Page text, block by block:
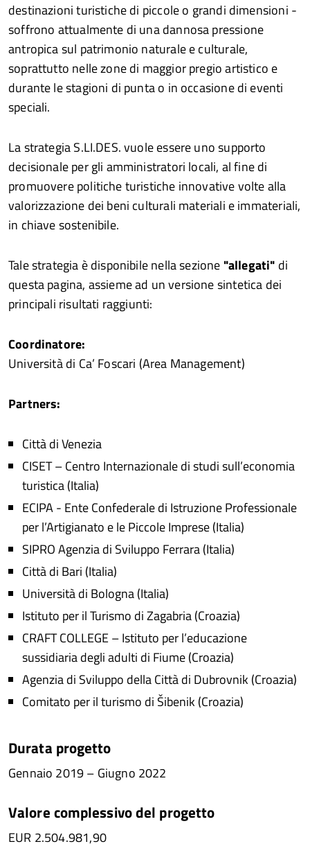
destinazioni turistiche di piccole o grandi dimensioni -
soffrono attualmente di una dannosa pressione
antropica sul patrimonio naturale e culturale,
soprattutto nelle zone di maggior pregio artistico e
durante le stagioni di punta o in occasione di eventi
speciali.
La strategia S.LI.DES. vuole essere uno supporto
decisionale per gli amministratori locali, al fine di
promuovere politiche turistiche innovative volte alla
valorizzazione dei beni culturali materiali e immateriali,
in chiave sostenibile.
Tale strategia è disponibile nella sezione "allegati" di
questa pagina, assieme ad un versione sintetica dei
principali risultati raggiunti:
Coordinatore:
Università di Ca’ Foscari (Area Management)
Partners:
Città di Venezia
CISET – Centro Internazionale di studi sull’economia
turistica (Italia)
ECIPA - Ente Confederale di Istruzione Professionale
per l’Artigianato e le Piccole Imprese (Italia)
SIPRO Agenzia di Sviluppo Ferrara (Italia)
Città di Bari (Italia)
Università di Bologna (Italia)
Istituto per il Turismo di Zagabria (Croazia)
CRAFT COLLEGE – Istituto per l’educazione
sussidiaria degli adulti di Fiume (Croazia)
Agenzia di Sviluppo della Città di Dubrovnik (Croazia)
Comitato per il turismo di Šibenik (Croazia)
Durata progetto
Gennaio 2019 – Giugno 2022
Valore complessivo del progetto
EUR 2.504.981,90